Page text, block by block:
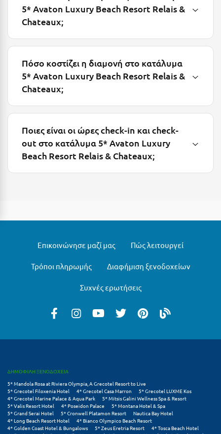
Μεθώνη
Μέτσοβο
Μήλος
Μονεμβασιά
Μουζάκι
Μύκονος
Ναυπακτία
Νέα Στύρα Εύβοιας
Νέοι Πόροι Πιερίας
5* Avaton Luxury Beach Resort Relais &
Chateaux;
Πόσο κοστίζει η διαμονή στο κατάλυμα
5* Avaton Luxury Beach Resort Relais &
Chateaux;
Ποιες είναι οι ώρες check-in και check-
out στο κατάλυμα 5* Avaton Luxury
Beach Resort Relais & Chateaux;
Επικοινώνησε μαζί μας Πώς λειτουργεί
Τρόποι πληρωμής Διαφήμιση ξενοδοχείων
Συχνές ερωτήσεις
ΔΗΜΟΦΙΛΗ ΞΕΝΟΔΟΧΕΙΑ
5* Mandola Rosa at Riviera Olympia, A Grecotel Resort to Live
5* Grecotel Filoxenia Hotel
4* Grecotel Casa Marron
5* Grecotel LUXME Kos
4* Grecotel Marine Palace & Aqua Park
5* Mitsis Galini Wellness Spa & Resort
5* Valis Resort Hotel
4* Poseidon Palace
5* Montana Hotel & Spa
5* Grand Serai Hotel
5* Cronwell Platamon Resort
Nautica Bay Hotel
4* Long Beach Resort Hotel
4* Bianco Olympico Beach Resort
4* Golden Coast Hotel & Bungalows
5* Zeus Eretria Resort
4* Tosca Beach Hotel